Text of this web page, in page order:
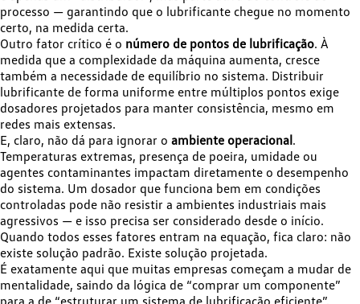
processo — garantindo que o lubrificante chegue no momento
certo, na medida certa.
Outro fator crítico é o número de pontos de lubrificação. À
medida que a complexidade da máquina aumenta, cresce
também a necessidade de equilíbrio no sistema. Distribuir
lubrificante de forma uniforme entre múltiplos pontos exige
dosadores projetados para manter consistência, mesmo em
redes mais extensas.
E, claro, não dá para ignorar o ambiente operacional.
Temperaturas extremas, presença de poeira, umidade ou
agentes contaminantes impactam diretamente o desempenho
do sistema. Um dosador que funciona bem em condições
controladas pode não resistir a ambientes industriais mais
agressivos — e isso precisa ser considerado desde o início.
Quando todos esses fatores entram na equação, fica claro: não
existe solução padrão. Existe solução projetada.
É exatamente aqui que muitas empresas começam a mudar de
mentalidade, saindo da lógica de “comprar um componente”
para a de “estruturar um sistema de lubrificação eficiente”.